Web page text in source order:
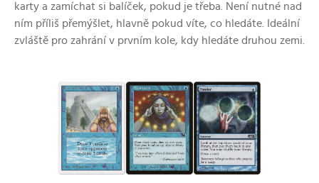
karty a zamíchat si balíček, pokud je třeba. Není nutné nad
ním příliš přemýšlet, hlavně pokud víte, co hledáte. Ideální
zvláště pro zahrání v prvním kole, kdy hledáte druhou zemi.